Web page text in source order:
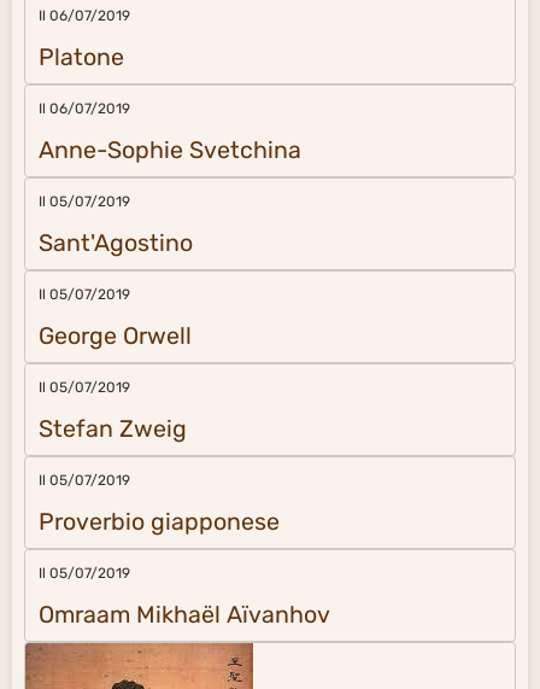
Il 06/07/2019
Platone
Il 06/07/2019
Anne-Sophie Svetchina
Il 05/07/2019
Sant'Agostino
Il 05/07/2019
George Orwell
Il 05/07/2019
Stefan Zweig
Il 05/07/2019
Proverbio giapponese
Il 05/07/2019
Omraam Mikhaël Aïvanhov